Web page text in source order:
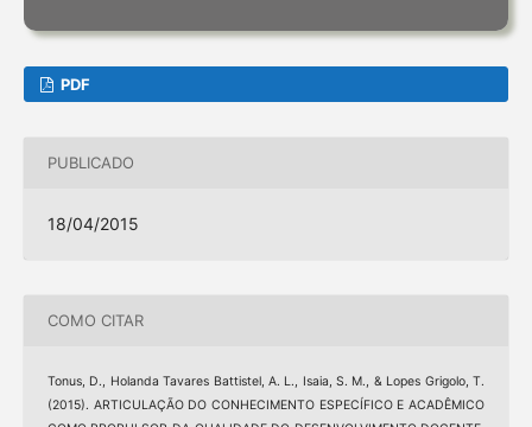
PDF
PUBLICADO
18/04/2015
COMO CITAR
Tonus, D., Holanda Tavares Battistel, A. L., Isaia, S. M., & Lopes Grigolo, T.
(2015). ARTICULAÇÃO DO CONHECIMENTO ESPECÍFICO E ACADÊMICO